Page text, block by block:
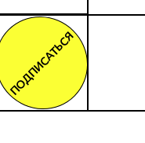
ПОДПИСАТЬСЯ